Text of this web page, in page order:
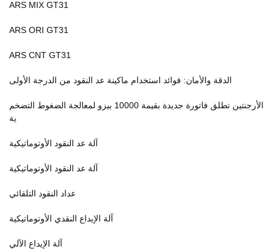
ARS MIX GT31
ARS ORI GT31
ARS CNT GT31
الدقة والأمان: فوائد استخدام ماكينة عد النقود من الدرجة الأولى
الأرجنتين تطلق فاتورة جديدة بقيمة 10000 بيزو لمعالجة الضغوط التضخم
ية
آلة عد النقود الأوتوماتيكية
آلة عد النقود الأوتوماتيكية
عداد النقود التلقائي
آلة الإيداع النقدي الأوتوماتيكية
آلة الإيداع الآلي